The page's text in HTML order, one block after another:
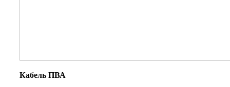
Кабель ПВА